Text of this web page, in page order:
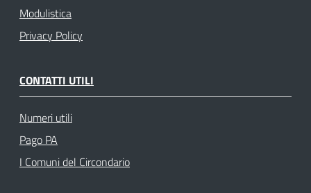
Modulistica
Privacy Policy
CONTATTI UTILI
Numeri utili
Pago PA
I Comuni del Circondario